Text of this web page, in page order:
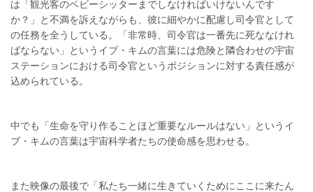
は「観光客のベビーシッターまでしなければいけないんです
か？」と不満を訴えながらも、彼に細やかに配慮し司令官として
の任務を全うしている。「非常時、司令官は一番先に死ななけれ
ばならない」というイブ・キムの言葉には危険と隣合わせの宇宙
ステーションにおける司令官というポジションに対する責任感が
込められている。
中でも「生命を守り作ることほど重要なルールはない」というイ
ブ・キムの言葉は宇宙科学者たちの使命感を思わせる。
また映像の最後で「私たち一緒に生きていくためにここに来たん